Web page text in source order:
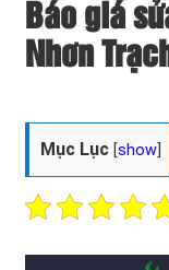
Báo giá
Nhơn
Mục Lục [show